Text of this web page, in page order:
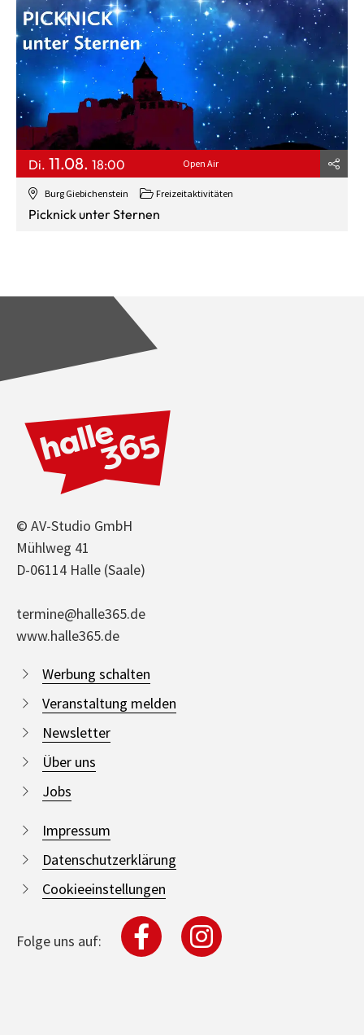
Burg Giebichenstein Freizeitaktivitäten
Di. 11.08. 18:00 Open Air
Picknick unter Sternen
© AV-Studio GmbH
Mühlweg 41
D-06114 Halle (Saale)
termine@halle365.de
www.halle365.de
Werbung schalten
Veranstaltung melden
Newsletter
Über uns
Jobs
Impressum
Datenschutzerklärung
Cookieeinstellungen
Folge uns auf: